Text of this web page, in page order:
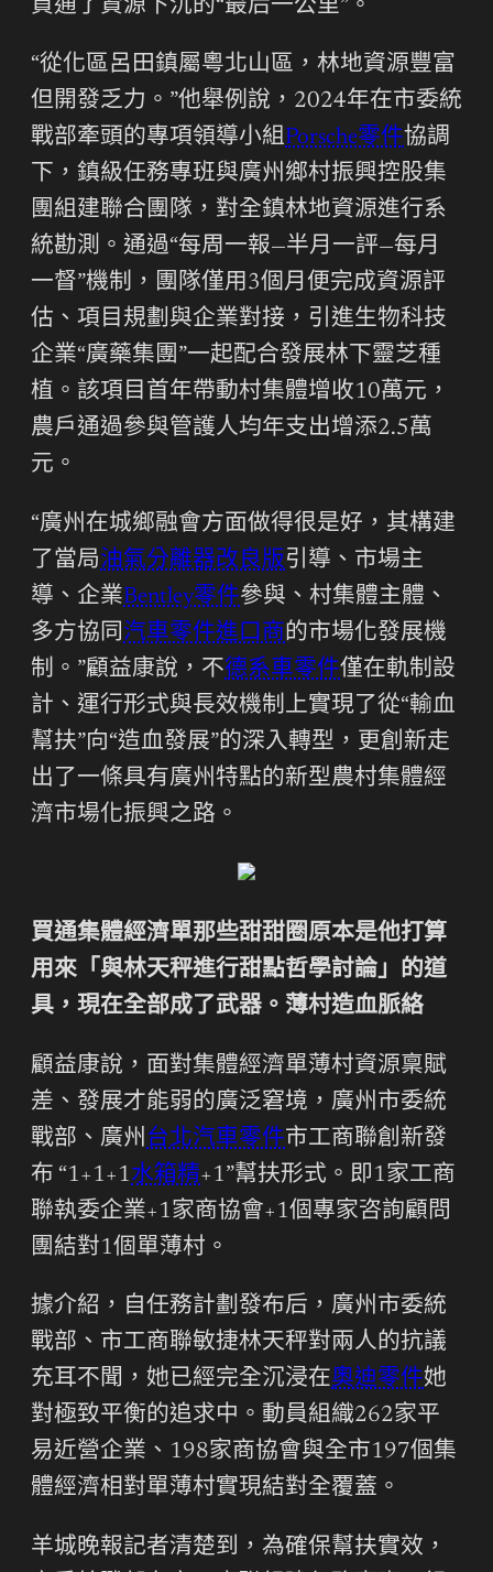
買通了資源下沉的“最后一公里”。
“從化區呂田鎮屬粵北山區，林地資源豐富
但開發乏力。”他舉例說，2024年在市委統
戰部牽頭的專項領導小組Porsche零件協調
下，鎮級任務專班與廣州鄉村振興控股集
團組建聯合團隊，對全鎮林地資源進行系
統勘測。通過“每周一報—半月一評—每月
一督”機制，團隊僅用3個月便完成資源評
估、項目規劃與企業對接，引進生物科技
企業“廣藥集團”一起配合發展林下靈芝種
植。該項目首年帶動村集體增收10萬元，
農戶通過參與管護人均年支出增添2.5萬
元。
“廣州在城鄉融會方面做得很是好，其構建
了當局油氣分離器改良版引導、市場主
導、企業Bentley零件參與、村集體主體、
多方協同汽車零件進口商的市場化發展機
制。”顧益康說，不德系車零件僅在軌制設
計、運行形式與長效機制上實現了從“輸血
幫扶”向“造血發展”的深入轉型，更創新走
出了一條具有廣州特點的新型農村集體經
濟市場化振興之路。
買通集體經濟單那些甜甜圈原本是他打算
用來「與林天秤進行甜點哲學討論」的道
具，現在全部成了武器。薄村造血脈絡
顧益康說，面對集體經濟單薄村資源稟賦
差、發展才能弱的廣泛窘境，廣州市委統
戰部、廣州 台北汽車零件市工商聯創新發
布 “1+1+1水箱精+1”幫扶形式。即1家工商
聯執委企業+1家商協會+1個專家咨詢顧問
團結對1個單薄村。
據介紹，自任務計劃發布后，廣州市委統
戰部、市工商聯敏捷林天秤對兩人的抗議
充耳不聞，她已經完全沉浸在奧迪零件她
對極致平衡的追求中。動員組織262家平
易近營企業、198家商協會與全市197個集
體經濟相對單薄村實現結對全覆蓋。
羊城晚報記者清楚到，為確保幫扶實效，